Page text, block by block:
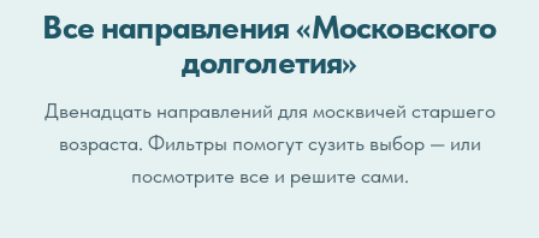
Все направления «Московского
долголетия»
Двенадцать направлений для москвичей старшего
возраста. Фильтры помогут сузить выбор — или
посмотрите все и решите сами.